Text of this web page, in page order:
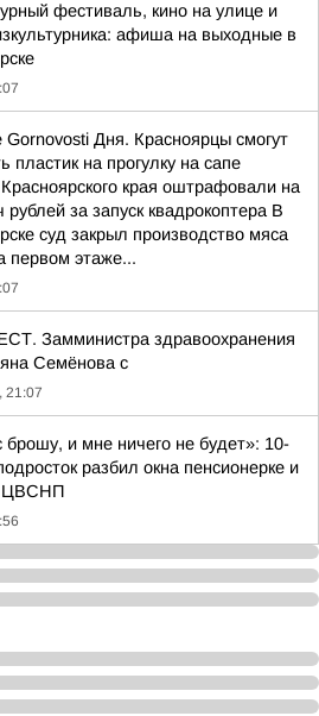
фестиваль, кино на улице и
афиша на выходные в
Gornovosti Дня. Красноярцы смогут
пластик на прогулку на сапе
края оштрафовали на
рублей за запуск квадрокоптера В
суд закрыл производство мяса
первом этаже...
Замминистра здравоохранения
Семёнова с
21:07
брошу, и мне ничего не будет»: 10-
разбил окна пенсионерке и
ЦВСНП